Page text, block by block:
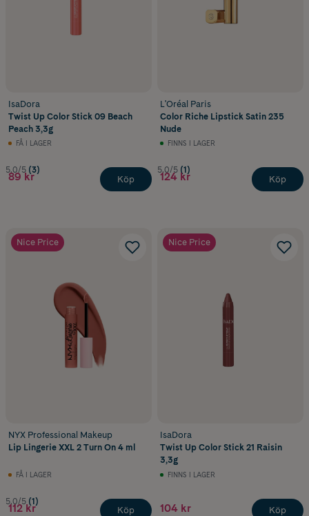
IsaDora
Twist Up Color Stick 09 Beach
Peach 3,3g
FÅ I LAGER
5.0/5 (3)
89 kr Köp
L'Oréal Paris
Color Riche Lipstick Satin 235
Nude
FINNS I LAGER
5.0/5 (1)
124 kr Köp
Nice Price
NYX Professional Makeup
Lip Lingerie XXL 2 Turn On 4 ml
FÅ I LAGER
5.0/5 (1)
112 kr Köp
Nice Price
IsaDora
Twist Up Color Stick 21 Raisin
3,3g
FINNS I LAGER
104 kr Köp